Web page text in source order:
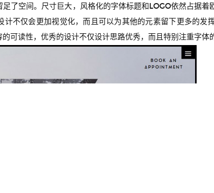
了空间。尺寸巨大，风格化的字体标题和LOGO依然占据
计不仅会更加视觉化，而且可以为其他的元素留下更多的发
可读性，优秀的设计不仅设计思路优秀，而且特别注重字体